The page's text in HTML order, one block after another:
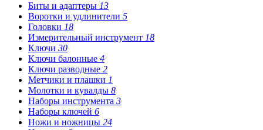
Биты и адаптеры 13
Воротки и удлинители 5
Головки 18
Измерительный инструмент 18
Ключи 30
Ключи балонные 4
Ключи разводные 2
Метчики и плашки 1
Молотки и кувалды 8
Наборы инструмента 3
Наборы ключей 6
Ножи и ножницы 24